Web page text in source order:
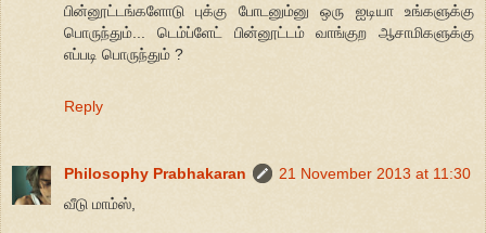
பின்னூட்டங்களோடு புக்கு போடனும்னு ஒரு ஐடியா உங்களுக்கு
பொருந்தும்... டெம்ப்ளேட் பின்னூட்டம் வாங்குற ஆசாமிகளுக்கு
எப்படி பொருந்தும் ?
Reply
Philosophy Prabhakaran
21 November 2013 at 11:30
வீடு மாம்ஸ்,